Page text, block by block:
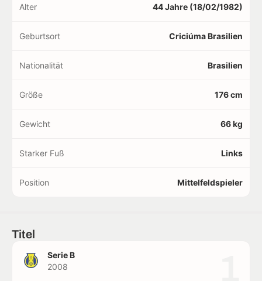
Alter 44 Jahre (18/02/1982)
Geburtsort Criciúma Brasilien
Nationalität Brasilien
Größe 176 cm
Gewicht 66 kg
Starker Fuß Links
Position Mittelfeldspieler
Titel
Serie B
2008